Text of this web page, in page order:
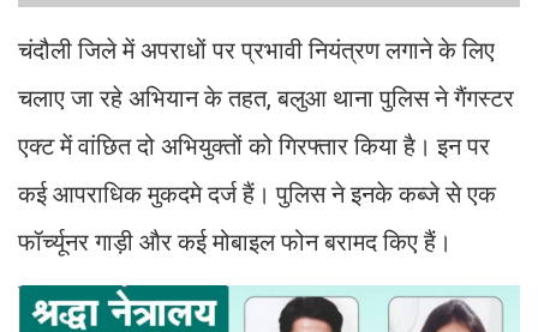
चंदौली जिले में अपराधों पर प्रभावी नियंत्रण लगाने के लिए
चलाए जा रहे अभियान के तहत, बलुआ थाना पुलिस ने गैंगस्टर
एक्ट में वांछित दो अभियुक्तों को गिरफ्तार किया है। इन पर
कई आपराधिक मुकदमे दर्ज हैं। पुलिस ने इनके कब्जे से एक
फॉर्च्यूनर गाड़ी और कई मोबाइल फोन बरामद किए हैं।